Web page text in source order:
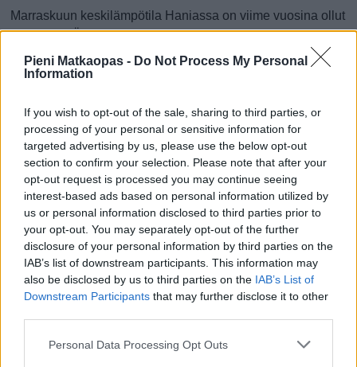
Pieni Matkaopas - Do Not Process My Personal
Information
If you wish to opt-out of the sale, sharing to third parties, or
processing of your personal or sensitive information for
targeted advertising by us, please use the below opt-out
section to confirm your selection. Please note that after your
opt-out request is processed you may continue seeing
interest-based ads based on personal information utilized by
us or personal information disclosed to third parties prior to
your opt-out. You may separately opt-out of the further
disclosure of your personal information by third parties on the
IAB’s list of downstream participants. This information may
also be disclosed by us to third parties on the IAB’s List of
Downstream Participants that may further disclose it to other
Personal Data Processing Opt Outs
Marraskuun keskilämpötila Haniassa on viime vuosina ollut
17 astetta. Öisin lämpötila on tyypillisesti laskenut 14
asteen tienoille, ja päivisin lämpötila on kohonnut 20
asteen tuntumaan. Tällä sivulla olevasta kaaviosta näkee,
marraskuussa viime vuosina ja vaihteluväli, jolla lämpötila
tavallisina päivinä on minäkin vuonna liikkunut.
Hetkellisesti Haniassa on silti koettu tätäkin kylmempiä ja
lämpimämpiä marraskuisia päiviä. Esimerkiksi vuoden
2017 marraskuussa lämpötila käväisi alimmillaan 8
asteessa ja toisaalta vuonna 2016 marraskuussa
hätyyteltiin eräänä poikkeuksellisen lämpimänä päivänä 29
asteen lukemia.
Entä muut kuukaudet? Miten lämmintä
Tammikuussa Helmikuussa Maaliskuussa